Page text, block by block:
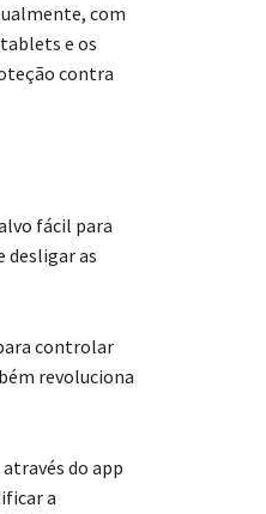
com
e os
contra
fácil para
desligar as
controlar
revoluciona
do app
a